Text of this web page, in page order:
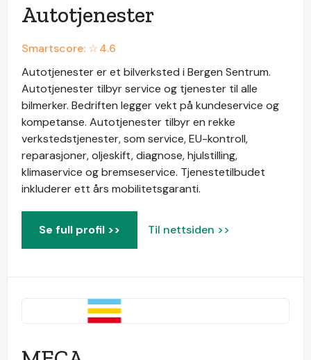
Autotjenester
Smartscore: ☆4.6
Autotjenester er et bilverksted i Bergen Sentrum.
Autotjenester tilbyr service og tjenester til alle
bilmerker. Bedriften legger vekt på kundeservice og
kompetanse. Autotjenester tilbyr en rekke
verkstedstjenester, som service, EU-kontroll,
reparasjoner, oljeskift, diagnose, hjulstilling,
klimaservice og bremseservice. Tjenestetilbudet
inkluderer ett års mobilitetsgaranti.
Se full profil >> Til nettsiden >>